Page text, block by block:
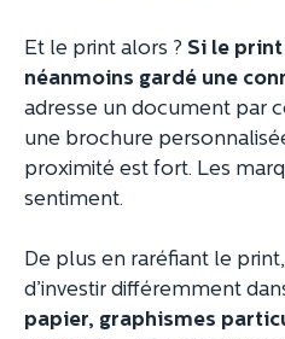
Et le print alors ? Si le print
néanmoins gardé une
adresse un document par
une brochure
proximité est fort. Les
sentiment.
De plus en raréfiant le
d’investir différemment
papier, graphismes